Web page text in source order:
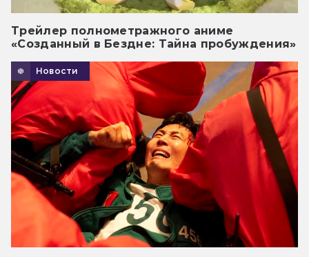
Трейлер полнометражного аниме
«Созданный в Бездне: Тайна пробуждения»
Новости